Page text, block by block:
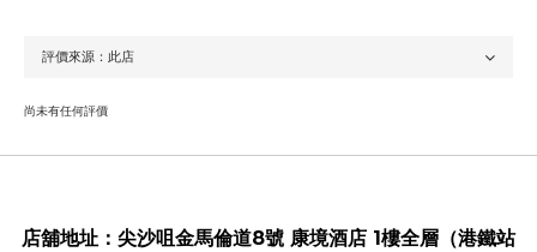
尚未有任何評價
店舖地址： 尖沙咀金馬倫道8號 康境酒店 1樓全層（港鐵站